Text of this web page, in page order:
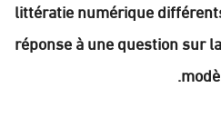
littératie numérique
réponse à une question sur